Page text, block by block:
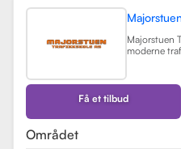
Majorstuen
moderne
etablert i
kjent for sin
opplæring.
pedagogisk
Universitet
som sikrer
Få et tilbud
Området